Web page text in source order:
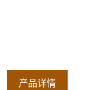
产品详情